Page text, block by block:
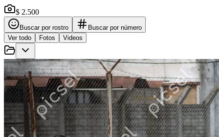
$ 2.500
Buscar por rostro
Buscar por número
Ver todo
Fotos Videos